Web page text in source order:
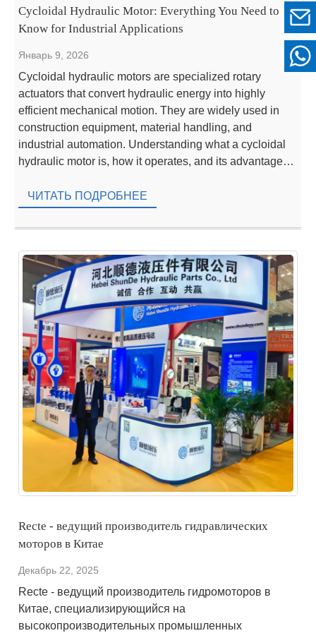
Cycloidal Hydraulic Motor: Everything You Need to
Know for Industrial Applications
Январь 9, 2026
Cycloidal hydraulic motors are specialized rotary
actuators that convert hydraulic energy into highly
efficient mechanical motion. They are widely used in
construction equipment, material handling, and
industrial automation. Understanding what a cycloidal
hydraulic motor is, how it operates, and its advantages
heavy-duty machinery needs. How Cycloidal Hydraulic
[…]
ЧИТАТЬ ПОДРОБНЕЕ
Recte - ведущий производитель гидравлических
моторов в Китае
Декабрь 22, 2025
Recte - ведущий производитель гидромоторов в
Китае, специализирующийся на
высокопроизводительных промышленных